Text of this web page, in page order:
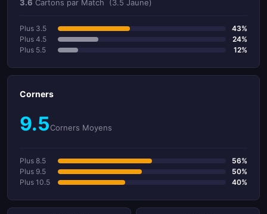
3.6 Cartons par Match (3.5 Jaune)
Plus 3.5
43%
Plus 4.5
24%
Plus 5.5
12%
Corners
9.5Corners Moyens
Plus 8.5
56%
Plus 9.5
50%
Plus 10.5
40%